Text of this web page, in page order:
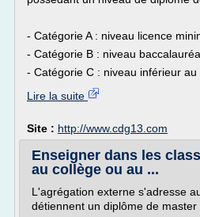
- Catégorie A : niveau licence
- Catégorie B : niveau
- Catégorie C : niveau inférieur au
Lire la suite
Site : http://www.cdg13.com
Enseigner dans les
au collège ou au ...
L'agrégation externe s'adresse
détiennent un diplôme de master